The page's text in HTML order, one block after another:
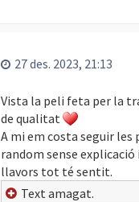
27 des. 2023, 21:13
Vista la peli feta per la
de qualitat
A mi em costa seguir
random sense
llavors tot té sentit.
Text amagat.